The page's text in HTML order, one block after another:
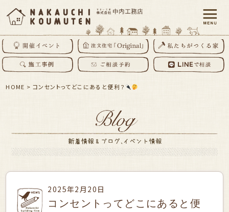
HOME >コンセントってどこにあると便利？
2025年2月20日
コンセントってどこにあると便